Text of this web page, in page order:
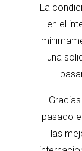
La
en el
una
pasado
las